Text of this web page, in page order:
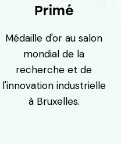
Primé
Médaille d'or au salon
mondial de la
recherche et de
l'innovation industrielle
à Bruxelles.